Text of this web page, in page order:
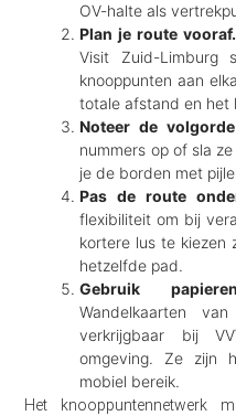
OV-halte als
Plan je route vooraf.
Visit Zuid-Limburg
knooppunten aan
totale afstand en het
Noteer de
nummers op of sla
je de borden met
Pas de route
flexibiliteit om bij
kortere lus te kiezen
hetzelfde pad.
Gebruik
Wandelkaarten
verkrijgbaar bij
omgeving. Ze zijn
mobiel bereik.
Het knooppuntennetwerk